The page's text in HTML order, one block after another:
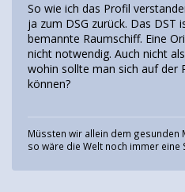
So wie ich das Profil
ja zum DSG zurück. Das DST
bemannte Raumschiff. Eine
nicht notwendig. Auch nicht
wohin sollte man sich auf der
können?
Müssten wir allein dem gesunden
so wäre die Welt noch immer eine